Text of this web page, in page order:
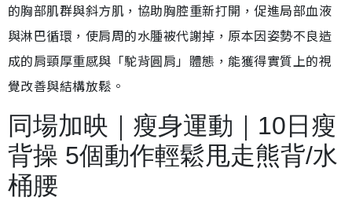
的胸部肌群與斜方肌，協助胸腔重新打開，促進局部血液
與淋巴循環，使肩周的水腫被代謝掉，原本因姿勢不良造
成的肩頸厚重感與「駝背圓肩」體態，能獲得實質上的視
覺改善與結構放鬆。
同場加映｜瘦身運動｜10日瘦
背操 5個動作輕鬆甩走熊背/水
桶腰